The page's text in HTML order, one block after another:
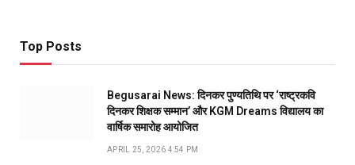
Top Posts
Begusarai News: दिनकर पुण्यतिथि पर ‘राष्ट्रकवि
दिनकर शिक्षक सम्मान’ और KGM Dreams विद्यालय का
वार्षिक समारोह आयोजित
APRIL 25, 2026 4:54 PM